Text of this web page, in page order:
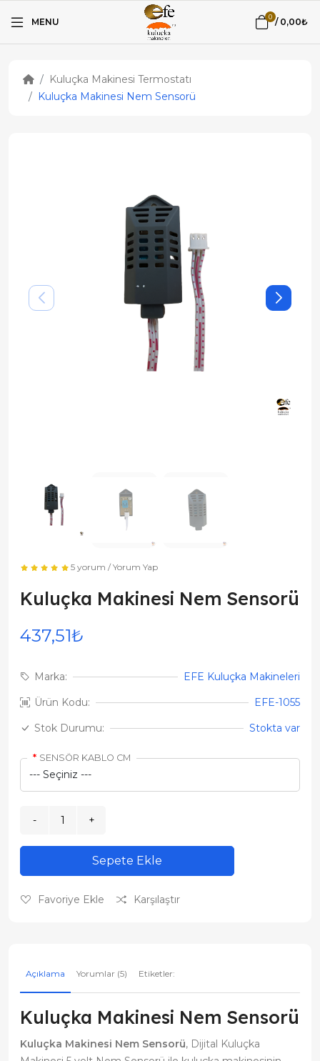
MENU 0 / 0,00₺
Kuluçka Makinesi Termostatı
Kuluçka Makinesi Nem Sensorü
5 yorum /Yorum Yap
Kuluçka Makinesi Nem Sensorü
437,51₺
Marka:
EFE Kuluçka Makineleri
Ürün Kodu:
EFE-1055
Stok Durumu:
Stokta var
SENSÖR KABLO CM
Sepete Ekle
Favoriye Ekle Karşılaştır
Açıklama Yorumlar (5) Etiketler:
Kuluçka Makinesi Nem Sensorü
Kuluçka Makinesi Nem Sensorü, Dijital Kuluçka